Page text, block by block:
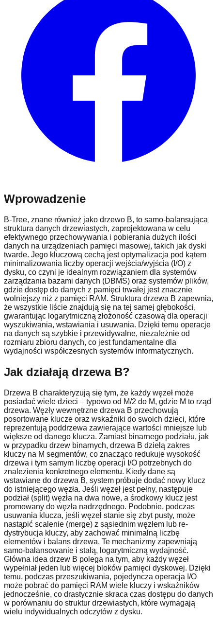
Wprowadzenie
B-Tree, znane również jako drzewo B, to samo-balansująca
struktura danych drzewiastych, zaprojektowana w celu
efektywnego przechowywania i pobierania dużych ilości
danych na urządzeniach pamięci masowej, takich jak dyski
twarde. Jego kluczową cechą jest optymalizacja pod kątem
minimalizowania liczby operacji wejścia/wyjścia (I/O) z
dysku, co czyni je idealnym rozwiązaniem dla systemów
zarządzania bazami danych (DBMS) oraz systemów plików,
gdzie dostęp do danych z pamięci trwałej jest znacznie
wolniejszy niż z pamięci RAM. Struktura drzewa B zapewnia,
że wszystkie liście znajdują się na tej samej głębokości,
gwarantując logarytmiczną złożoność czasową dla operacji
wyszukiwania, wstawiania i usuwania. Dzięki temu operacje
na danych są szybkie i przewidywalne, niezależnie od
rozmiaru zbioru danych, co jest fundamentalne dla
wydajności współczesnych systemów informatycznych.
Jak działają drzewa B?
Drzewa B charakteryzują się tym, że każdy węzeł może
posiadać wiele dzieci – typowo od M/2 do M, gdzie M to rząd
drzewa. Węzły wewnętrzne drzewa B przechowują
posortowane klucze oraz wskaźniki do swoich dzieci, które
reprezentują poddrzewa zawierające wartości mniejsze lub
większe od danego klucza. Zamiast binarnego podziału, jak
w przypadku drzew binarnych, drzewa B dzielą zakres
kluczy na M segmentów, co znacząco redukuje wysokość
drzewa i tym samym liczbę operacji I/O potrzebnych do
znalezienia konkretnego elementu. Kiedy dane są
wstawiane do drzewa B, system próbuje dodać nowy klucz
do istniejącego węzła. Jeśli węzeł jest pełny, następuje
podział (split) węzła na dwa nowe, a środkowy klucz jest
promowany do węzła nadrzędnego. Podobnie, podczas
usuwania klucza, jeśli węzeł stanie się zbyt pusty, może
nastąpić scalenie (merge) z sąsiednim węzłem lub re-
dystrybucja kluczy, aby zachować minimalną liczbę
elementów i balans drzewa. Te mechanizmy zapewniają
samo-balansowanie i stałą, logarytmiczną wydajność.
Główna idea drzew B polega na tym, aby każdy węzeł
wypełniał jeden lub więcej bloków pamięci dyskowej. Dzięki
temu, podczas przeszukiwania, pojedyncza operacja I/O
może pobrać do pamięci RAM wiele kluczy i wskaźników
jednocześnie, co drastycznie skraca czas dostępu do danych
w porównaniu do struktur drzewiastych, które wymagają
wielu indywidualnych odczytów z dysku.